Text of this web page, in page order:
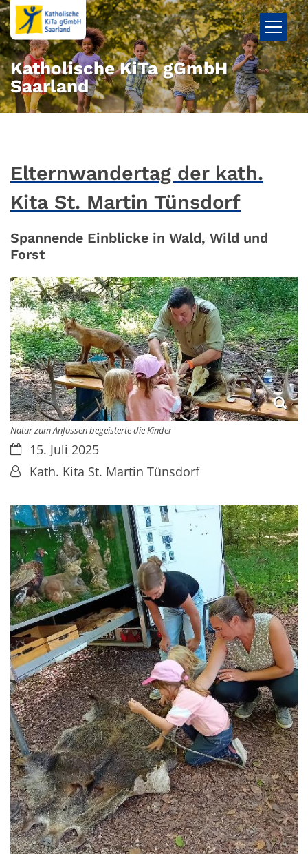
Zum Inhalt springen
Katholische KiTa gGmbH
Saarland
Elternwandertag der kath.
Kita St. Martin Tünsdorf
Spannende Einblicke in Wald, Wild und
Forst
Natur zum Anfassen begeisterte die Kinder
Datum:15. Juli 2025
Von:Kath. Kita St. Martin Tünsdorf